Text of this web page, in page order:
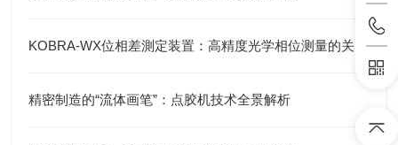
KOBRA-WX位相差測定装置：高精度光学相位测量的关键技术解析
精密制造的“流体画笔”：点胶机技术全景解析